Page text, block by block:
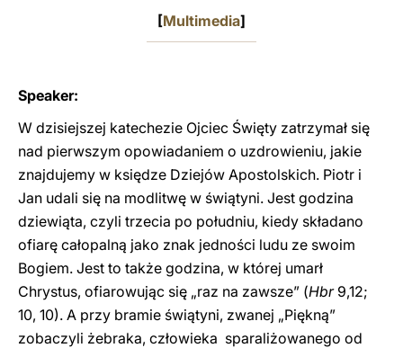
[Multimedia]
Speaker:
W dzisiejszej katechezie Ojciec Święty zatrzymał się
nad pierwszym opowiadaniem o uzdrowieniu, jakie
znajdujemy w księdze Dziejów Apostolskich. Piotr i
Jan udali się na modlitwę w świątyni. Jest godzina
dziewiąta, czyli trzecia po południu, kiedy składano
ofiarę całopalną jako znak jedności ludu ze swoim
Bogiem. Jest to także godzina, w której umarł
Chrystus, ofiarowując się „raz na zawsze” (Hbr9,12;
10, 10). A przy bramie świątyni, zwanej „Piękną”
zobaczyli żebraka, człowieka sparaliżowanego od